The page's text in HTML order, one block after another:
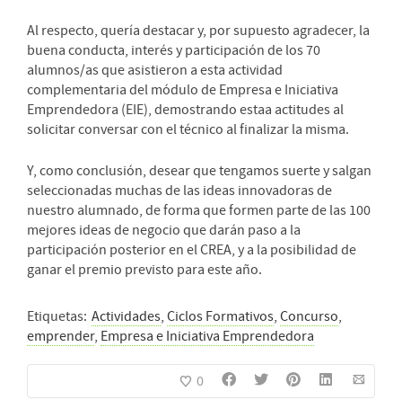
Al respecto, quería destacar y, por supuesto agradecer, la
buena conducta, interés y participación de los 70
alumnos/as que asistieron a esta actividad
complementaria del módulo de Empresa e Iniciativa
Emprendedora (EIE), demostrando estaa actitudes al
solicitar conversar con el técnico al finalizar la misma.
Y, como conclusión, desear que tengamos suerte y salgan
seleccionadas muchas de las ideas innovadoras de
nuestro alumnado, de forma que formen parte de las 100
mejores ideas de negocio que darán paso a la
participación posterior en el CREA, y a la posibilidad de
ganar el premio previsto para este año.
Etiquetas: Actividades, Ciclos Formativos, Concurso,
emprender, Empresa e Iniciativa Emprendedora
0